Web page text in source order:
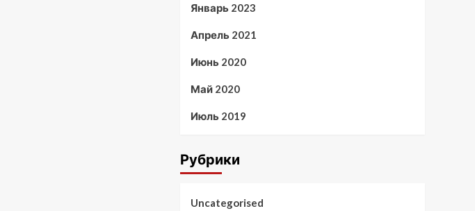
Январь 2023
Апрель 2021
Июнь 2020
Май 2020
Июль 2019
Рубрики
Uncategorised